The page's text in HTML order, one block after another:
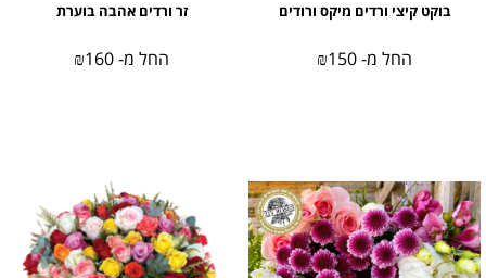
בוקט קיצי ורדים מיקס ורודים
החל מ- ₪150
זר ורדים אהבה בוערת
החל מ- ₪160